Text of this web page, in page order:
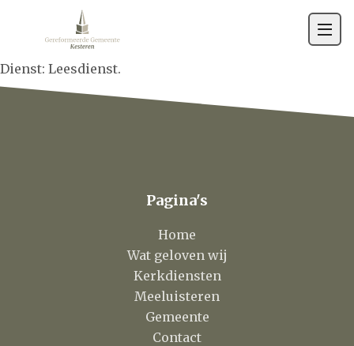
Dienst: Leesdienst.
Pagina's
Home
Wat geloven wij
Kerkdiensten
Meeluisteren
Gemeente
Contact